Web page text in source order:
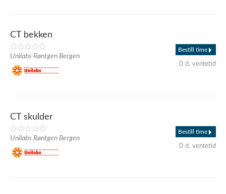
CT bekken
Unilabs Røntgen Bergen
Bestill time
0 d. ventetid
CT skulder
Unilabs Røntgen Bergen
Bestill time
0 d. ventetid